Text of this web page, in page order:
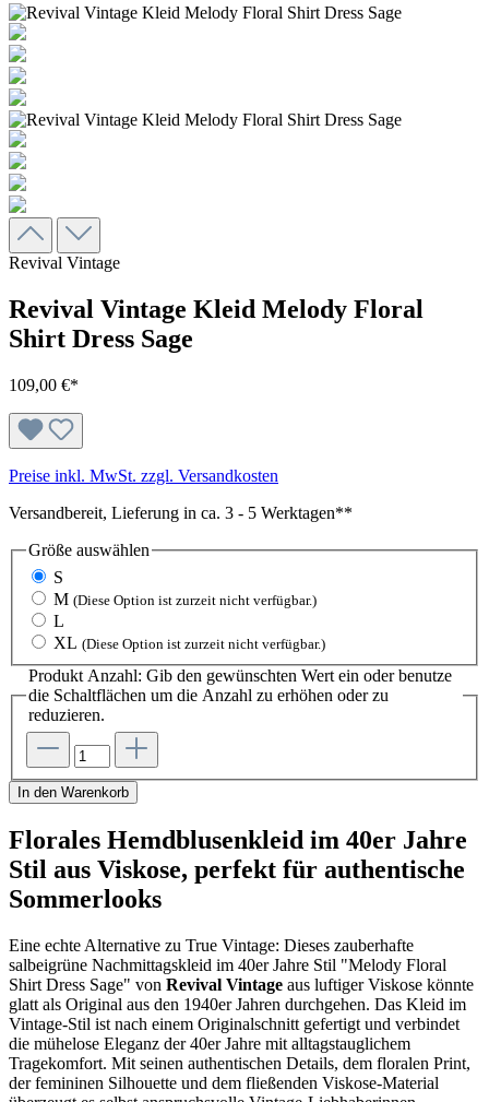
Revival Vintage
Revival Vintage Kleid Melody Floral
Shirt Dress Sage
109,00 €*
Preise inkl. MwSt. zzgl. Versandkosten
Versandbereit, Lieferung in ca. 3 - 5 Werktagen**
Größe auswählen
S
M (Diese Option ist zurzeit nicht verfügbar.)
L
XL (Diese Option ist zurzeit nicht verfügbar.)
Produkt Anzahl: Gib den gewünschten Wert ein oder benutze
die Schaltflächen um die Anzahl zu erhöhen oder zu
reduzieren.
In den Warenkorb
Florales Hemdblusenkleid im 40er Jahre
Stil aus Viskose, perfekt für authentische
Sommerlooks
Eine echte Alternative zu True Vintage: Dieses zauberhafte
salbeigrüne Nachmittagskleid im 40er Jahre Stil "Melody Floral
Shirt Dress Sage" von Revival Vintage aus luftiger Viskose könnte
glatt als Original aus den 1940er Jahren durchgehen. Das Kleid im
Vintage-Stil ist nach einem Originalschnitt gefertigt und verbindet
die mühelose Eleganz der 40er Jahre mit alltagstauglichem
Tragekomfort. Mit seinen authentischen Details, dem floralen Print,
der femininen Silhouette und dem fließenden Viskose-Material